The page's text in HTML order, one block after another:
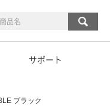
マイページ
カート
サポート
ブラック